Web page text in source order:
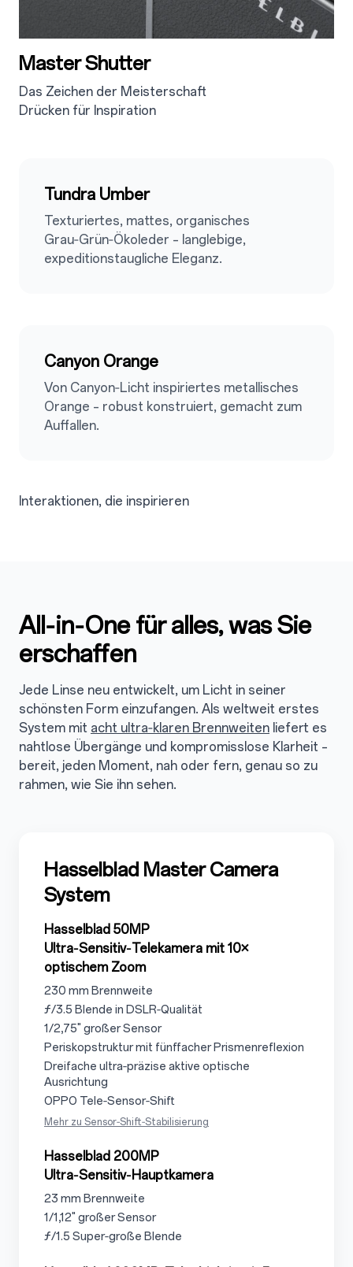
Master Shutter
Das Zeichen der Meisterschaft
Drücken für Inspiration
2.4
Tundra Umber
Texturiertes, mattes, organisches
Grau‑Grün‑Ökoleder – langlebige,
expeditionstaugliche Eleganz.
2.5
Canyon Orange
Von Canyon‑Licht inspiriertes metallisches
Orange – robust konstruiert, gemacht zum
Auffallen.
Interaktionen, die inspirieren
All‑in‑One für alles, was Sie
erschaffen
Jede Linse neu entwickelt, um Licht in seiner
schönsten Form einzufangen. Als weltweit erstes
System mit acht ultra‑klaren Brennweiten liefert es
nahtlose Übergänge und kompromisslose Klarheit –
bereit, jeden Moment, nah oder fern, genau so zu
rahmen, wie Sie ihn sehen.
Hasselblad Master Camera
System
3.1.1
Hasselblad 50MP
Ultra‑Sensitiv‑Telekamera mit 10×
optischem Zoom
3.1.1.1
230 mm Brennweite
3.1.1.2
ƒ/3.5 Blende in DSLR‑Qualität
3.1.1.3
1/2,75" großer Sensor
3.1.1.4
Periskopstruktur mit fünffacher Prismenreflexion
3.1.15
Dreifache ultra‑präzise aktive optische
Ausrichtung
3.1.1.6
OPPO Tele‑Sensor‑Shift
Mehr zu Sensor‑Shift‑Stabilisierung
3.1.2
Hasselblad 200MP
Ultra‑Sensitiv‑Hauptkamera
3.1.2.1
23 mm Brennweite
3.1.2.2
1/1,12" großer Sensor
3.1.2.3
ƒ/1.5 Super‑große Blende